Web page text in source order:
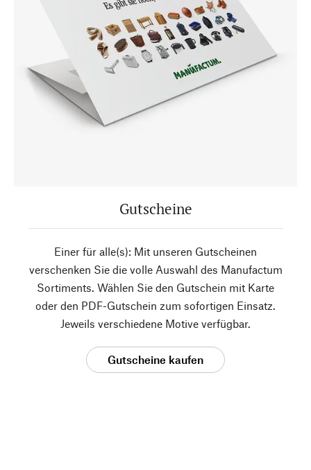
Gutscheine
Einer für alle(s): Mit unseren Gutscheinen
verschenken Sie die volle Auswahl des Manufactum
Sortiments. Wählen Sie den Gutschein mit Karte
oder den PDF-Gutschein zum sofortigen Einsatz.
Jeweils verschiedene Motive verfügbar.
Gutscheine kaufen